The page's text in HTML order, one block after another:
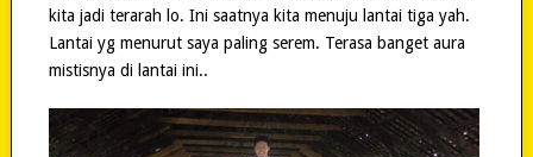
kita jadi terarah lo. Ini saatnya kita menuju lantai tiga yah.
Lantai yg menurut saya paling serem. Terasa banget aura
mistisnya di lantai ini..